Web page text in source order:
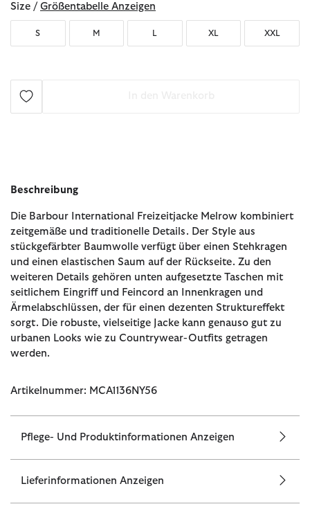
Size / Größentabelle Anzeigen
S M L XL XXL
Beschreibung
Die Barbour International Freizeitjacke Melrow kombiniert
zeitgemäße und traditionelle Details. Der Style aus
stückgefärbter Baumwolle verfügt über einen Stehkragen
und einen elastischen Saum auf der Rückseite. Zu den
weiteren Details gehören unten aufgesetzte Taschen mit
seitlichem Eingriff und Feincord an Innenkragen und
Ärmelabschlüssen, der für einen dezenten Struktureffekt
sorgt. Die robuste, vielseitige Jacke kann genauso gut zu
urbanen Looks wie zu Countrywear-Outfits getragen
werden.
Artikelnummer: MCA1136NY56
Pflege- Und Produktinformationen Anzeigen
Lieferinformationen Anzeigen